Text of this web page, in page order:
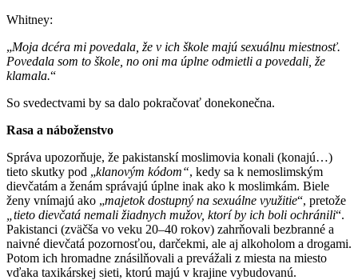
Whitney:
„Moja dcéra mi povedala, že v ich škole majú sexuálnu miestnosť.
Povedala som to škole, no oni ma úplne odmietli a povedali, že
klamala.“
So svedectvami by sa dalo pokračovať donekonečna.
Rasa a náboženstvo
Správa upozorňuje, že pakistanskí moslimovia konali (konajú…)
tieto skutky pod „klanovým kódom“, kedy sa k nemoslimským
dievčatám a ženám správajú úplne inak ako k moslimkám. Biele
ženy vnímajú ako „majetok dostupný na sexuálne využitie“, pretože
„tieto dievčatá nemali žiadnych mužov, ktorí by ich boli ochránili“.
Pakistanci (zväčša vo veku 20–40 rokov) zahrňovali bezbranné a
naivné dievčatá pozornosťou, darčekmi, ale aj alkoholom a drogami.
Potom ich hromadne znásilňovali a prevážali z miesta na miesto
vďaka taxikárskej sieti, ktorú majú v krajine vybudovanú.